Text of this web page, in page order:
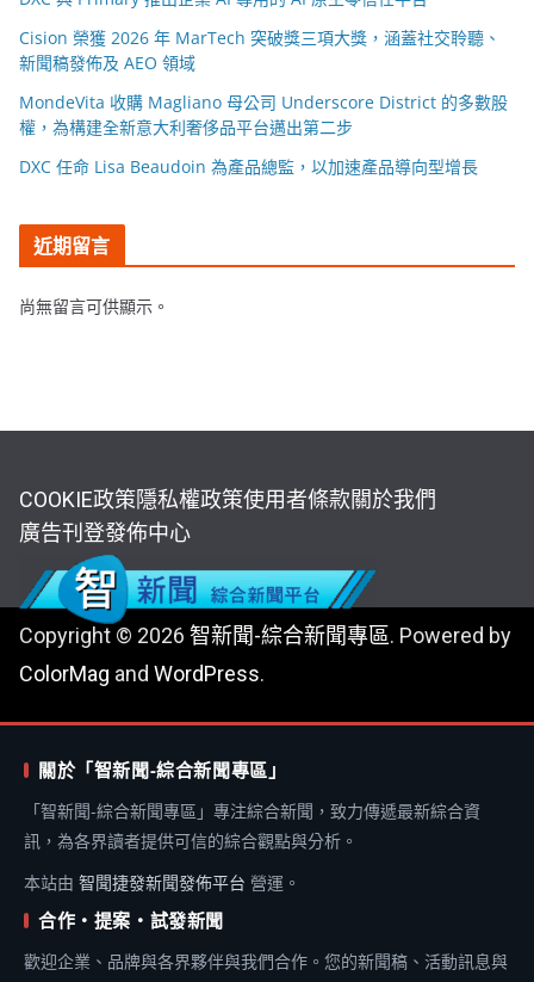
Cision 榮獲 2026 年 MarTech 突破獎三項大獎，涵蓋社交聆聽、
新聞稿發佈及 AEO 領域
MondeVita 收購 Magliano 母公司 Underscore District 的多數股
權，為構建全新意大利奢侈品平台邁出第二步
DXC 任命 Lisa Beaudoin 為產品總監，以加速產品導向型增長
近期留言
尚無留言可供顯示。
COOKIE政策隱私權政策使用者條款關於我們
廣告刊登發佈中心
Copyright © 2026 智新聞-綜合新聞專區. Powered by
ColorMag and WordPress.
關於「智新聞-綜合新聞專區」
「智新聞-綜合新聞專區」專注綜合新聞，致力傳遞最新綜合資
訊，為各界讀者提供可信的綜合觀點與分析。
本站由 智聞捷發新聞發佈平台 營運。
合作・提案・試發新聞
歡迎企業、品牌與各界夥伴與我們合作。您的新聞稿、活動訊息與